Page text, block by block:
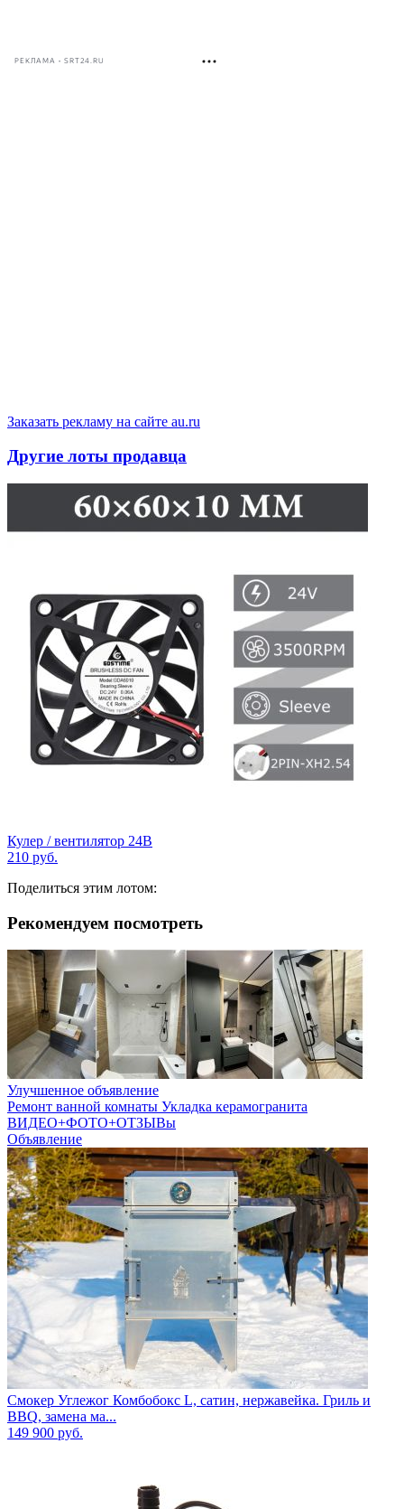
РЕКЛАМА • SRT24.RU
Заказать рекламу на сайте au.ru
Другие лоты продавца
Кулер / вентилятор 24В
210 руб.
Поделиться этим лотом:
Рекомендуем посмотреть
Улучшенное объявление
Ремонт ванной комнаты Укладка керамогранита
ВИДЕО+ФОТО+ОТЗЫВы
Объявление
Смокер Углежог Комбобокс L, сатин, нержавейка. Гриль и
BBQ, замена ма...
149 900 руб.